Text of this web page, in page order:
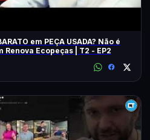
em PEÇA USADA? Não é
Renova Ecopeças | T2 - EP2